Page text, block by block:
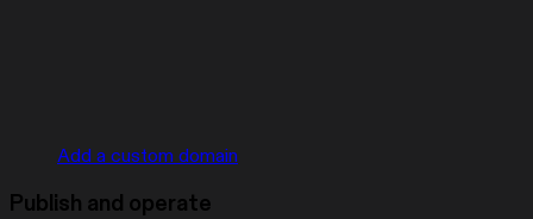
Add a custom domain
Publish and operate